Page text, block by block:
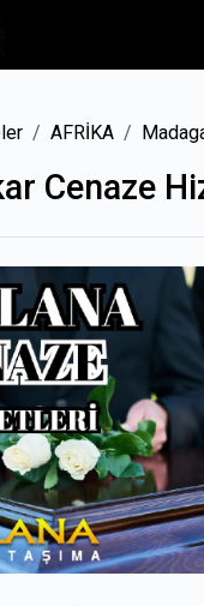
AFRİKA
Cenaze